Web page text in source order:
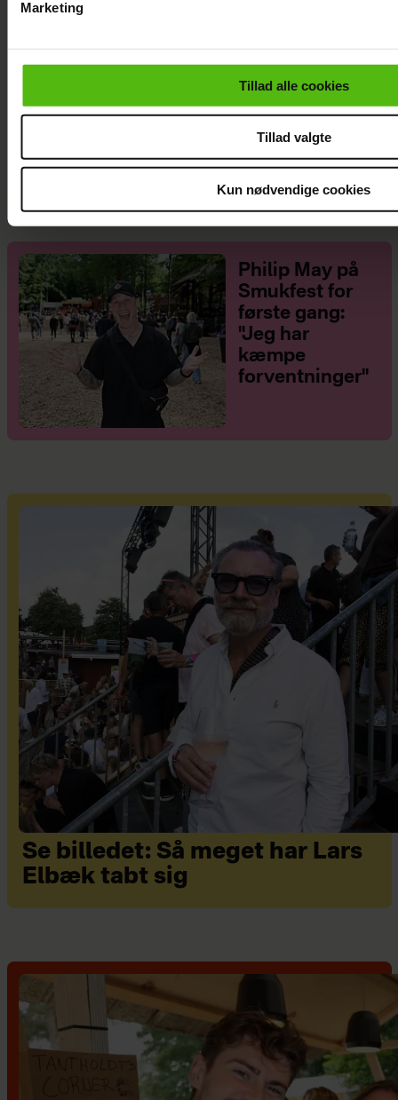
cookiepolitik.
Marketing
Tillad alle cookies
Tillad valgte
Kun nødvendige cookies
Mads Vad om at være far til to: Deler nyt
perspektiv på livet
Philip May på
Smukfest for
første gang:
"Jeg har
kæmpe
forventninger"
Se billedet: Så meget har Lars
Elbæk tabt sig